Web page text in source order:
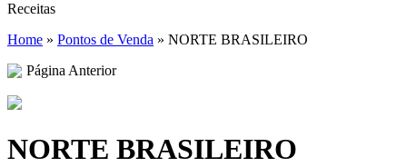
Receitas
Home » Pontos de Venda » NORTE BRASILEIRO
Página Anterior
NORTE BRASILEIRO